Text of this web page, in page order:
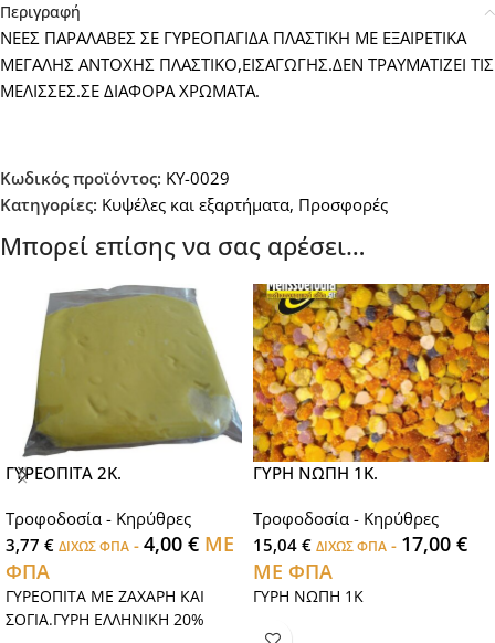
Περιγραφή
ΝΕΕΣ ΠΑΡΑΛΑΒΕΣ ΣΕ ΓΥΡΕΟΠΑΓΙΔΑ ΠΛΑΣΤΙΚΗ ΜΕ ΕΞΑΙΡΕΤΙΚΑ
ΜΕΓΑΛΗΣ ΑΝΤΟΧΗΣ ΠΛΑΣΤΙΚΟ,ΕΙΣΑΓΩΓΗΣ.ΔΕΝ ΤΡΑΥΜΑΤΙΖΕΙ ΤΙΣ
ΜΕΛΙΣΣΕΣ.ΣΕ ΔΙΑΦΟΡΑ ΧΡΩΜΑΤΑ.
Κωδικός προϊόντος: KY-0029
Κατηγορίες: Κυψέλες και εξαρτήματα, Προσφορές
Μπορεί επίσης να σας αρέσει…
ΓΥΡΕΟΠΙΤΑ 2Κ.
Τροφοδοσία - Κηρύθρες
3,77 € ΔΙΧΩΣ ΦΠΑ - 4,00 € ΜΕ
ΦΠΑ
ΓΥΡΕΟΠΙΤΑ ΜΕ ΖΑΧΑΡΗ ΚΑΙ
ΣΟΓΙΑ.ΓΥΡΗ ΕΛΛΗΝΙΚΗ 20%
ΓΥΡΗ ΝΩΠΗ 1Κ.
Τροφοδοσία - Κηρύθρες
15,04 € ΔΙΧΩΣ ΦΠΑ - 17,00 €
ΜΕ ΦΠΑ
ΓΥΡΗ ΝΩΠΗ 1Κ